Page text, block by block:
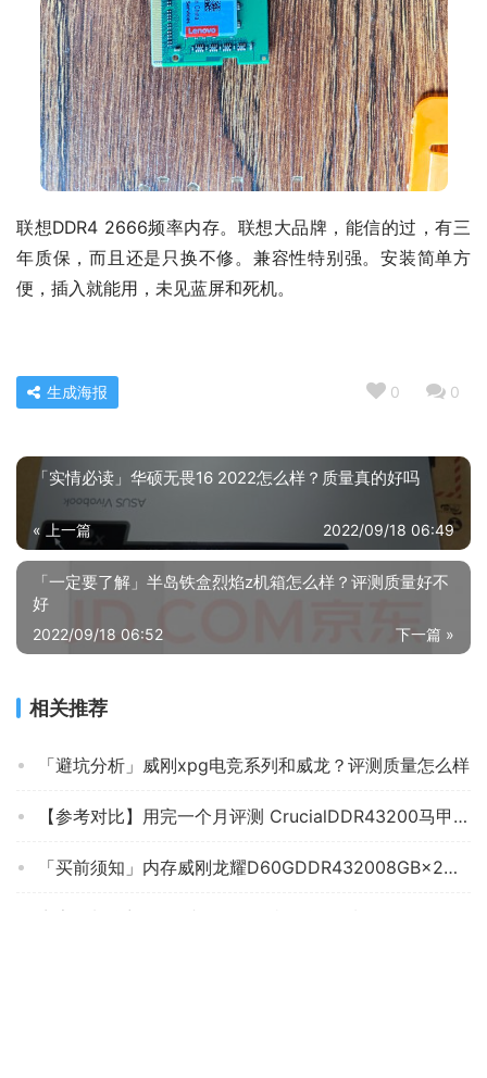
联想DDR4 2666频率内存。联想大品牌，能信的过，有三
年质保，而且还是只换不修。兼容性特别强。安装简单方
便，插入就能用，未见蓝屏和死机。
0 0
生成海报
「实情必读」华硕无畏16 2022怎么样？质量真的好吗
« 上一篇 2022/09/18 06:49
「一定要了解」半岛铁盒烈焰z机箱怎么样？评测质量好不
好
下一篇 »
2022/09/18 06:52
相关推荐
「避坑分析」威刚xpg电竞系列和威龙？评测质量怎么样
【参考对比】用完一个月评测 CrucialDDR43200马甲套条 的质量怎么样？内存使用感受大揭秘！
「买前须知」内存威刚龙耀D60GDDR432008GB×2怎么样评测质量值得买吗？
商家爆料联想2666内存条怎么样？评测质量好不好